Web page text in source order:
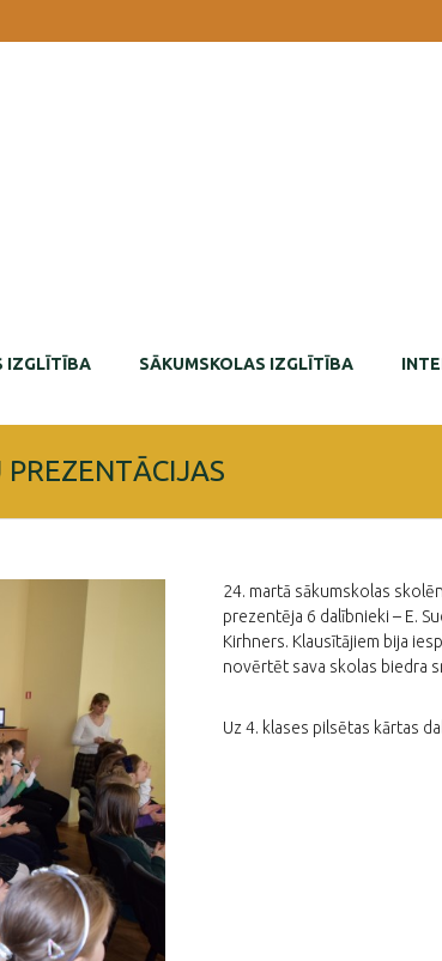
IZGLĪTĪBA SĀKUMSKOLAS IZGLĪTĪBA
24. martā sākumskolas
prezentēja 6 dalībnieki – E.
Kirhners. Klausītājiem bija
novērtēt sava skolas biedra
Uz 4. klases pilsētas kārtas